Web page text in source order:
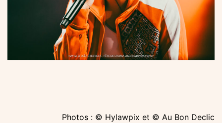
Photos : © Hylawpix et © Au Bon Declic